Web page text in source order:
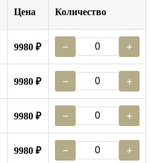
Цена Количество
9980 ₽ − +
9980 ₽ − +
9980 ₽ − +
9980 ₽ − +